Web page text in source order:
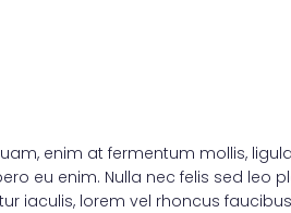
enim at fermentum mollis,
eu enim. Nulla nec felis sed leo
iaculis, lorem vel rhoncus